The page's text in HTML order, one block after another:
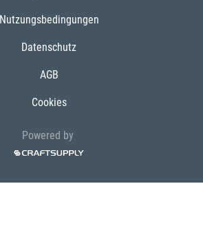
Nutzungsbedingungen
Datenschutz
AGB
Cookies
Powered by